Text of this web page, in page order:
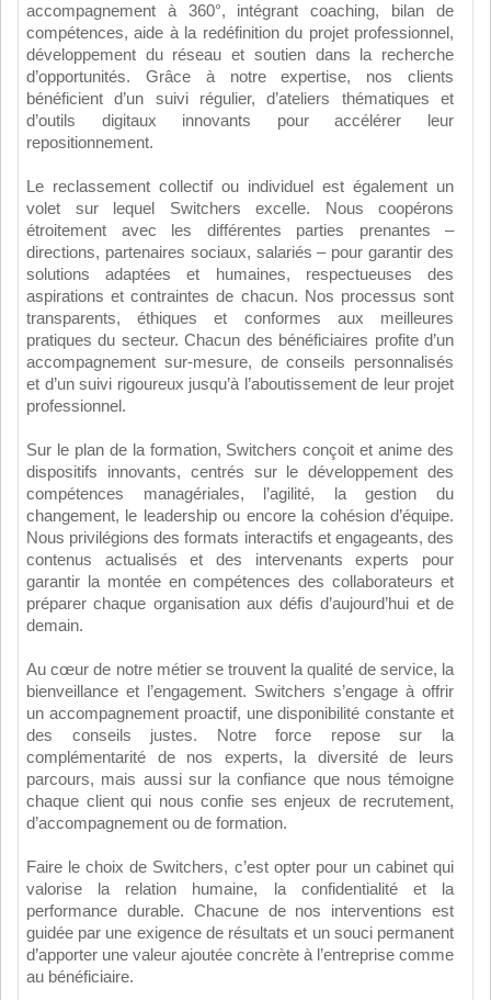
accompagnement à 360°, intégrant coaching, bilan de
compétences, aide à la redéfinition du projet professionnel,
développement du réseau et soutien dans la recherche
d’opportunités. Grâce à notre expertise, nos clients
bénéficient d’un suivi régulier, d’ateliers thématiques et
d’outils digitaux innovants pour accélérer leur
repositionnement.
Le reclassement collectif ou individuel est également un
volet sur lequel Switchers excelle. Nous coopérons
étroitement avec les différentes parties prenantes –
directions, partenaires sociaux, salariés – pour garantir des
solutions adaptées et humaines, respectueuses des
aspirations et contraintes de chacun. Nos processus sont
transparents, éthiques et conformes aux meilleures
pratiques du secteur. Chacun des bénéficiaires profite d’un
accompagnement sur-mesure, de conseils personnalisés
et d’un suivi rigoureux jusqu’à l’aboutissement de leur projet
professionnel.
Sur le plan de la formation, Switchers conçoit et anime des
dispositifs innovants, centrés sur le développement des
compétences managériales, l’agilité, la gestion du
changement, le leadership ou encore la cohésion d’équipe.
Nous privilégions des formats interactifs et engageants, des
contenus actualisés et des intervenants experts pour
garantir la montée en compétences des collaborateurs et
préparer chaque organisation aux défis d’aujourd’hui et de
demain.
Au cœur de notre métier se trouvent la qualité de service, la
bienveillance et l’engagement. Switchers s’engage à offrir
un accompagnement proactif, une disponibilité constante et
des conseils justes. Notre force repose sur la
complémentarité de nos experts, la diversité de leurs
parcours, mais aussi sur la confiance que nous témoigne
chaque client qui nous confie ses enjeux de recrutement,
d’accompagnement ou de formation.
Faire le choix de Switchers, c’est opter pour un cabinet qui
valorise la relation humaine, la confidentialité et la
performance durable. Chacune de nos interventions est
guidée par une exigence de résultats et un souci permanent
d’apporter une valeur ajoutée concrète à l’entreprise comme
au bénéficiaire.